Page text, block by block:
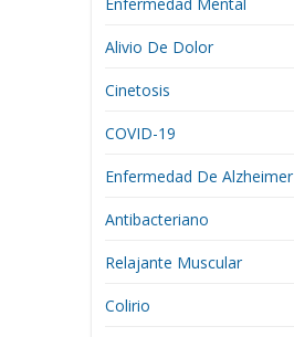
Alivio De Dolor
Cinetosis
COVID-19
Enfermedad De Alzheimer
Antibacteriano
Relajante Muscular
Colirio